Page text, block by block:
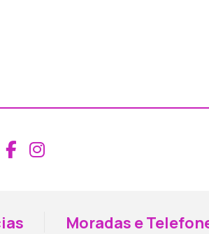
Aceder ao Facebook
Aceder ao
Moradas e